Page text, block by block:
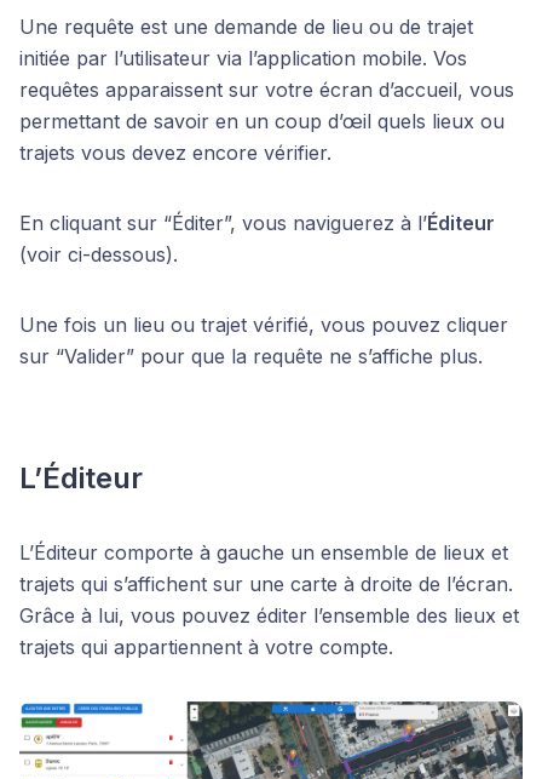
Une requête est une demande de lieu ou de trajet
initiée par l’utilisateur via l’application mobile. Vos
requêtes apparaissent sur votre écran d’accueil, vous
permettant de savoir en un coup d’œil quels lieux ou
trajets vous devez encore vérifier.
En cliquant sur “Éditer”, vous naviguerez à l’Éditeur
(voir ci-dessous).
Une fois un lieu ou trajet vérifié, vous pouvez cliquer
sur “Valider” pour que la requête ne s’affiche plus.
L’Éditeur
L’Éditeur comporte à gauche un ensemble de lieux et
trajets qui s’affichent sur une carte à droite de l’écran.
Grâce à lui, vous pouvez éditer l’ensemble des lieux et
trajets qui appartiennent à votre compte.